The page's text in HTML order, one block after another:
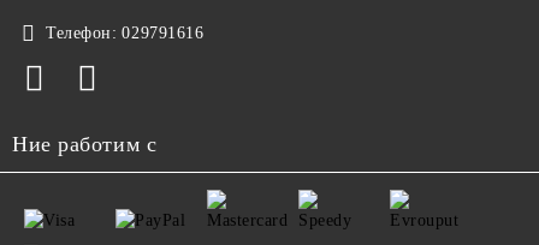
Телефон: 029791616
Ние работим с